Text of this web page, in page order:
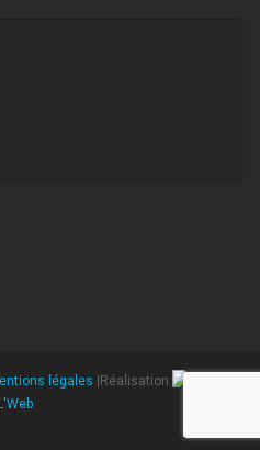
légales |Réalisation
L'Web